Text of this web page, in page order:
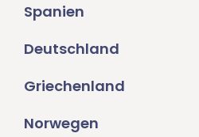
Spanien
Deutschland
Griechenland
Norwegen